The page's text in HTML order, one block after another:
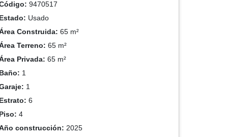
9470517
Usado
Construida: 65 m²
Terreno: 65 m²
Privada: 65 m²
1
1
6
4
construcción: 2025